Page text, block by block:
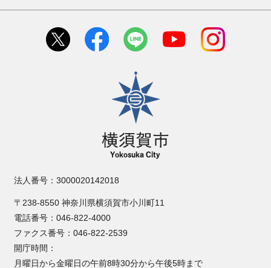
横須賀市
法人番号：3000020142018
〒238-8550 神奈川県横須賀市小川町11
電話番号：046-822-4000
ファクス番号：046-822-2539
開庁時間：
月曜日から金曜日の午前8時30分から午後5時まで